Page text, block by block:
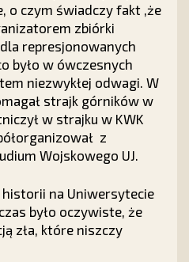
o czym świadczy fakt ,że
zbiórki
represjonowanych
było w ówczesnych
niezwykłej odwagi. W
strajk górników w
w strajku w KWK
z
Wojskowego UJ.
na Uniwersytecie
było oczywiste, że
zła, które niszczy